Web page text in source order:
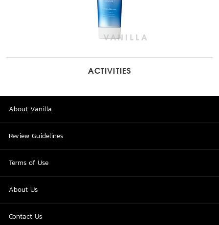
ACTIVITIES
About Vanilla
Review Guidelines
Terms of Use
About Us
Contact Us